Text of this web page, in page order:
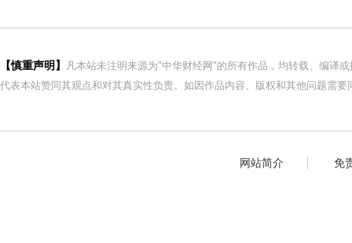
【慎重声明】
凡本站未注明来源为"中华财经网"的所有作品，均转载、编译
代表本站赞同其观点和对其真实性负责。如因作品内容、版权和其他问题需
网站简介 免